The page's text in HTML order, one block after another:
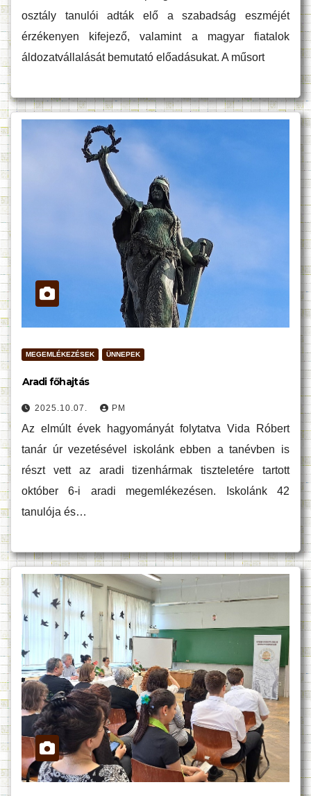
osztály tanulói adták elő a szabadság eszméjét
érzékenyen kifejező, valamint a magyar fiatalok
áldozatvállalását bemutató előadásukat. A műsort
MEGEMLÉKEZÉSEK ÜNNEPEK
Aradi főhajtás
2025.10.07. PM
Az elmúlt évek hagyományát folytatva Vida Róbert
tanár úr vezetésével iskolánk ebben a tanévben is
részt vett az aradi tizenhármak tiszteletére tartott
október 6-i aradi megemlékezésen. Iskolánk 42
tanulója és…